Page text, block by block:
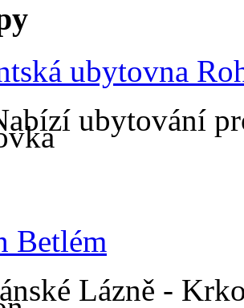
ubytovna
ubytování
Betlém
Lázně -